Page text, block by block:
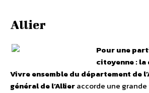
Allier
Pour une
citoyenne : la
Vivre ensemble du département de
général de l’Allieraccorde une